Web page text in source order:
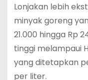
Lonjakan lebih
minyak goreng
21.000 hingga Rp
tinggi melampaui
yang ditetapkan
per liter.